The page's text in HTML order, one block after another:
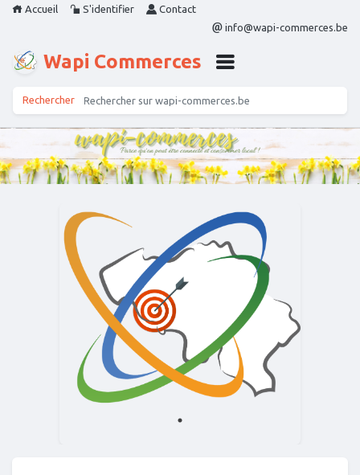
Accueil S'identifier
Contact
info@wapi-commerces.be
Wapi Commerces